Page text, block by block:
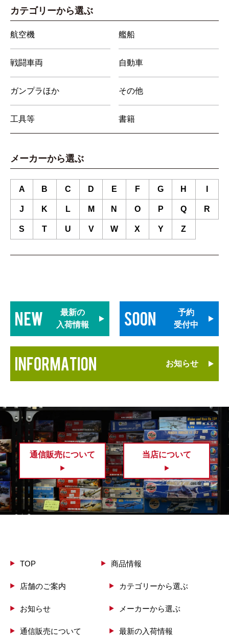
カテゴリーから選ぶ
航空機 艦船
戦闘車両 自動車
ガンプラほか その他
工具等 書籍
メーカーから選ぶ
A B C D E F G H
J K L M N O P Q R
S T U V W X Y Z
最新の
入荷情報
予約
受付中
お知らせ
通信販売について 当店について
TOP
店舗のご案内
お知らせ
通信販売について
商品情報
カテゴリーから選ぶ
メーカーから選ぶ
最新の入荷情報